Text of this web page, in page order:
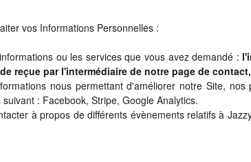
vos Informations Personnelles :
ou les services que vous avez demandé :
reçue par l'intermédiaire de notre page de
nous permettant d'améliorer notre Site,
: Facebook, Stripe, Google Analytics.
à propos de différents évènements relatifs à